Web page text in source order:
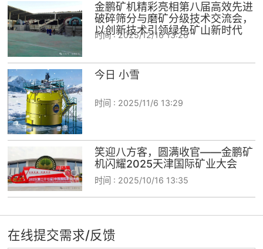
金鹏矿机精彩亮相第八届高效先进
破碎筛分与磨矿分级技术交流会，
以创新技术引领绿色矿山新时代
时间 :2025/12/16 13:26
今日 小雪
时间 : 2025/11/6 13:29
笑迎八方客，圆满收官——金鹏矿
机闪耀2025天津国际矿业大会
时间 : 2025/10/16 13:35
在线提交需求/反馈